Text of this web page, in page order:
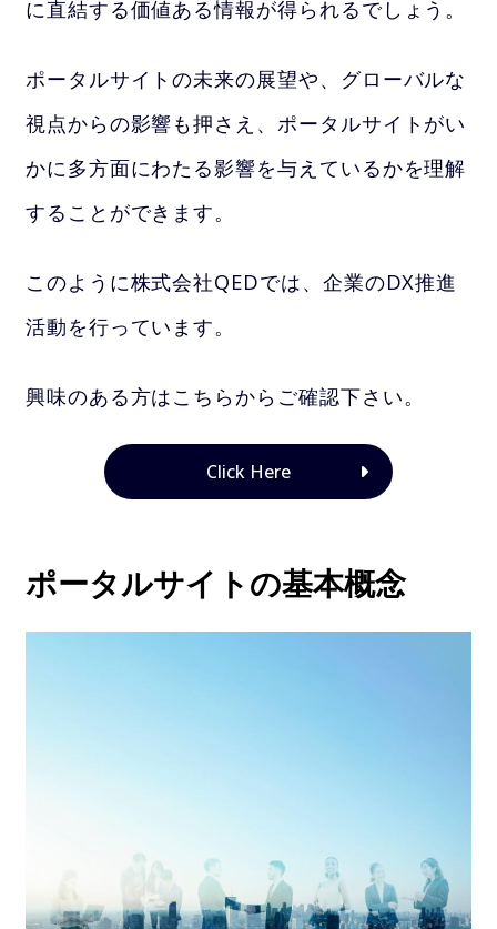
に直結する価値ある情報が得られるでしょう。
ポータルサイトの未来の展望や、グローバルな
視点からの影響も押さえ、ポータルサイトがい
かに多方面にわたる影響を与えているかを理解
することができます。
このように株式会社QEDでは、企業のDX推進
活動を行っています。
興味のある方はこちらからご確認下さい。
Click Here
ポータルサイトの基本概念